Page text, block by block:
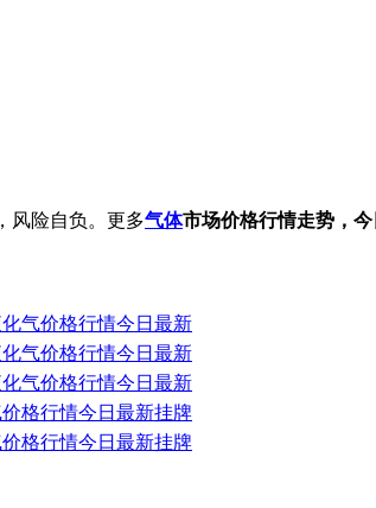
风险自负。更多气体市场价格行情走势，
化气价格行情今日最新
化气价格行情今日最新
化气价格行情今日最新
价格行情今日最新挂牌
价格行情今日最新挂牌